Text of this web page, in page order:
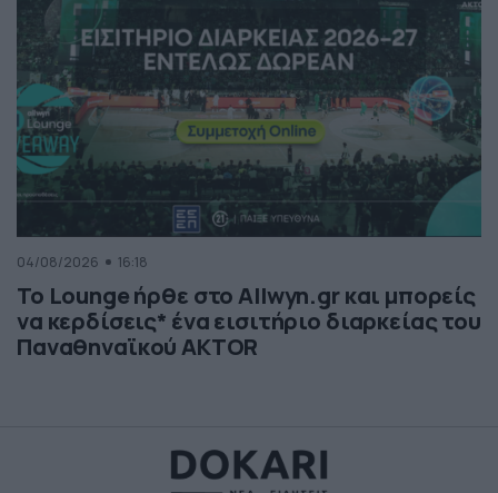
04/08/2026 16:18
Το Lounge ήρθε στο Allwyn.gr και μπορείς
να κερδίσεις* ένα εισιτήριο διαρκείας του
Παναθηναϊκού AKTOR